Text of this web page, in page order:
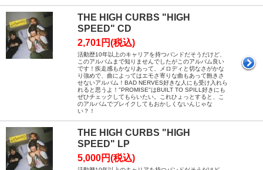
THE HIGH CURBS "HIGH
SPEED" CD
2,701円(税込)
活動歴10年以上のキャリアを持つバンドだそうだけど、
このアルバムまで知りませんでしたがこのアルバム良い
です！疾走感もかなりあって、メロディと切なさがかな
り強めで、曲によってはエモさ寄りな曲もあって飽きさ
せないアルバム！BAD NERVES好きな人にも受け入れら
れると思うよ！"PROMISE"はBUILT TO SPILL好きにも
ぜひチェックしてもらいたい。これひょっとすると、こ
のアルバムでブレイクしてもおかしくないんじゃな
い？！
THE HIGH CURBS "HIGH
SPEED" LP
5,000円(税込)